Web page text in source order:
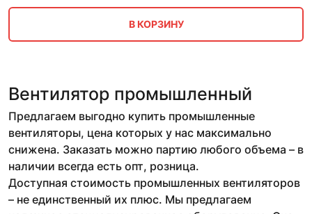
В КОРЗИНУ
Вентилятор промышленный
Предлагаем выгодно купить промышленные
вентиляторы, цена которых у нас максимально
снижена. Заказать можно партию любого объема – в
наличии всегда есть опт, розница.
Доступная стоимость промышленных вентиляторов
– не единственный их плюс. Мы предлагаем